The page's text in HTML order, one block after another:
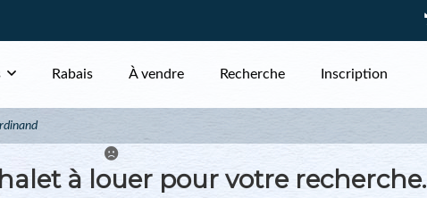
Rabais À vendre Recherche Inscription
à louer pour votre recherche.